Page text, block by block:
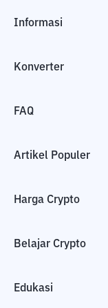
Informasi
Konverter
FAQ
Artikel Populer
Harga Crypto
Belajar Crypto
Edukasi